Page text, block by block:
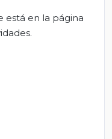
está en la página